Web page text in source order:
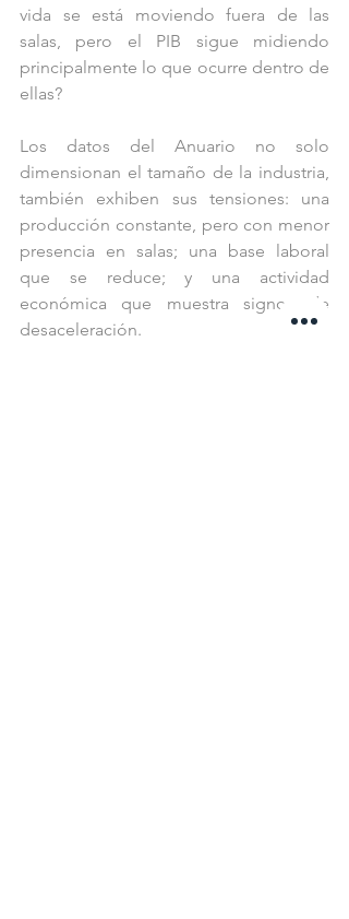
vida se está moviendo fuera de las
salas, pero el PIB sigue midiendo
principalmente lo que ocurre dentro de
ellas?
Los datos del Anuario no solo
dimensionan el tamaño de la industria,
también exhiben sus tensiones: una
producción constante, pero con menor
presencia en salas; una base laboral
que se reduce; y una actividad
económica que muestra signos de
desaceleración.